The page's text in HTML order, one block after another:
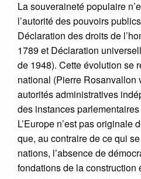
La souveraineté populaire
l’autorité des pouvoirs
Déclaration des droits de
1789 et Déclaration
de 1948). Cette évolution se
national (Pierre Rosanvallon
autorités administratives
des instances
L’Europe n’est pas originale
que, au contraire de ce qui
nations, l’absence de
fondations de la construction